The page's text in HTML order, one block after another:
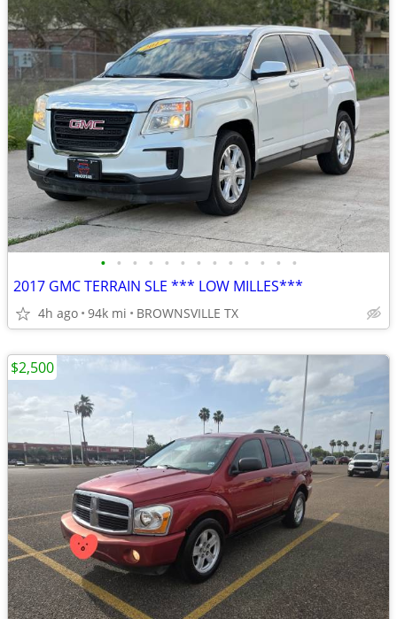
• • • • • • • • • • • • •
2017 GMC TERRAIN SLE *** LOW MILLES***
4h ago 94k mi BROWNSVILLE TX
$2,500